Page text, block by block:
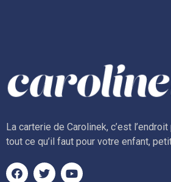
La carterie de Carolinek, c’est
tout ce qu’il faut pour votre enfant,